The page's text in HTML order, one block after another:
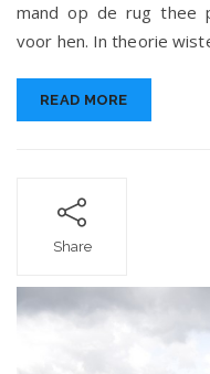
mand op de rug thee
voor hen. In theorie
READ MORE
Share